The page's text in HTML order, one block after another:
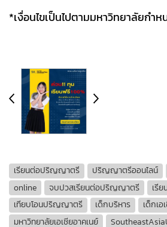
*เงื่อนไขเป็นไปตามมหาวิทยาลัยกำห
เรียนต่อปริญญาตรี ปริญญาตรีออนไลน์
online
จบปวสเรียนต่อปริญญาตรี
เรี
เทียบโอนปริญญาตรี
เด็กบริหาร เด็กเอ
มหาวิทยาลัยเอเชียอาคเนย์